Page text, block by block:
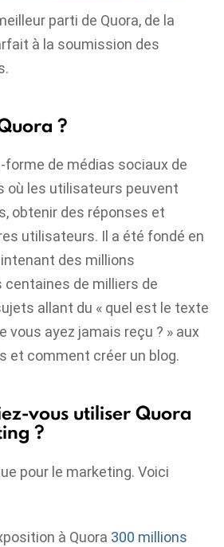
parti de Quora, de la
à la soumission des
?
forme de médias sociaux de
où les utilisateurs peuvent
obtenir des réponses et
utilisateurs. Il a été fondé en
des millions
centaines de milliers de
allant du « quel est le texte
vous ayez jamais reçu ? » aux
et comment créer un blog.
vous utiliser Quora
?
pour le marketing. Voici
à Quora 300 millions